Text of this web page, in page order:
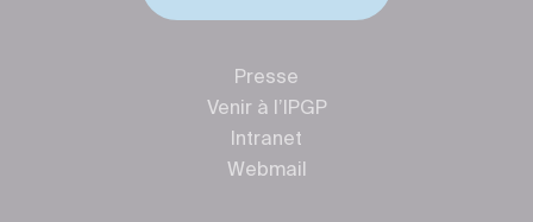
Presse
Venir à l’IPGP
Intranet
Webmail